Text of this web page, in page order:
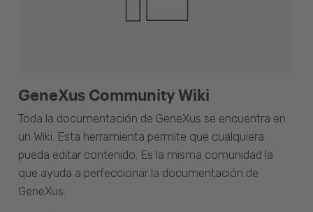
GeneXus Community Wiki
Toda la documentación de GeneXus se encuentra en
un Wiki. Esta herramienta permite que cualquiera
pueda editar contenido. Es la misma comunidad la
que ayuda a perfeccionar la documentación de
GeneXus.